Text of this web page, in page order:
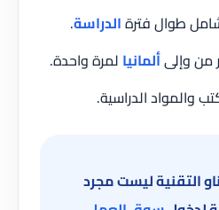
طوال فترةالدراسة.
من وإلىألمانيا لمرة واحدة.
والمواد الدراسية.
التقنية ليست مجرد